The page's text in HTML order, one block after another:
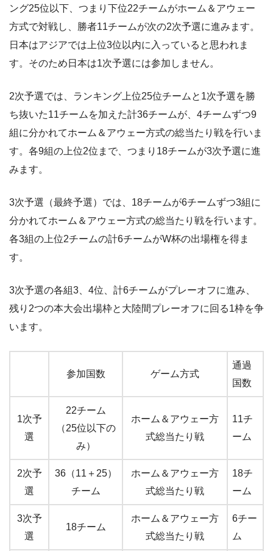
ング25位以下、つまり下位22チームがホーム＆アウェー
方式で対戦し、勝者11チームが次の2次予選に進みます。
日本はアジアでは上位3位以内に入っていると思われま
す。そのため日本は1次予選には参加しません。
2次予選では、ランキング上位25位チームと1次予選を勝
ち抜いた11チームを加えた計36チームが、4チームずつ9
組に分かれてホーム＆アウェー方式の総当たり戦を行いま
す。各9組の上位2位まで、つまり18チームが3次予選に進
みます。
3次予選（最終予選）では、18チームが6チームずつ3組に
分かれてホーム＆アウェー方式の総当たり戦を行います。
各3組の上位2チームの計6チームがW杯の出場権を得ま
す。
3次予選の各組3、4位、計6チームがプレーオフに進み、
残り2つの本大会出場枠と大陸間プレーオフに回る1枠を争
います。
参加国数 ゲーム方式
通過
国数
1次予
選
22チーム
（25位以下の
み）
ホーム＆アウェー方
式総当たり戦
11チ
ーム
2次予
選
36（11＋25）
チーム
ホーム＆アウェー方
式総当たり戦
18チ
ーム
3次予
選
18チーム
ホーム＆アウェー方
式総当たり戦
6チー
ム